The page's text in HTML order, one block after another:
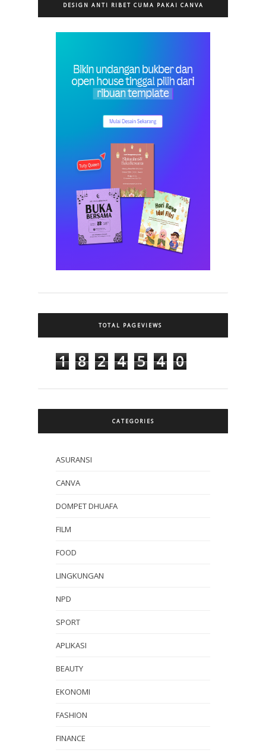
DESIGN ANTI RIBET CUMA PAKAI CANVA
TOTAL PAGEVIEWS
1 8 2 4 5 4 0
CATEGORIES
ASURANSI
CANVA
DOMPET DHUAFA
FILM
FOOD
LINGKUNGAN
NPD
SPORT
APLIKASI
BEAUTY
EKONOMI
FASHION
FINANCE